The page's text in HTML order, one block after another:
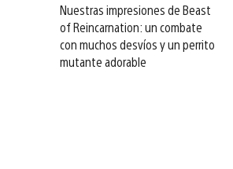
Nuestras impresiones de Beast
of Reincarnation: un combate
con muchos desvíos y un perrito
mutante adorable